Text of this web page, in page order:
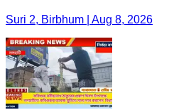
Suri 2, Birbhum | Aug 8, 2026